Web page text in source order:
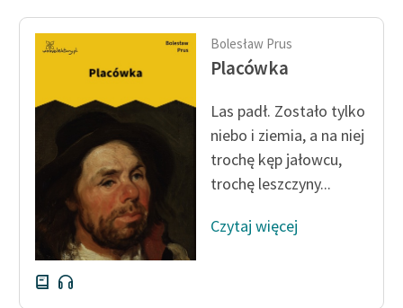
Bolesław Prus
Placówka
Las padł. Zostało tylko
niebo i ziemia, a na niej
trochę kęp jałowcu,
trochę leszczyny...
Czytaj więcej